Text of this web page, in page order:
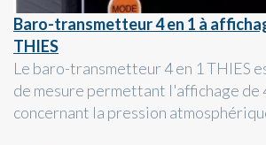
Baro-transmetteur 4 en 1 à
THIES
Le baro-transmetteur 4 en 1 THIES
de mesure permettant l'affichage de
concernant la pression